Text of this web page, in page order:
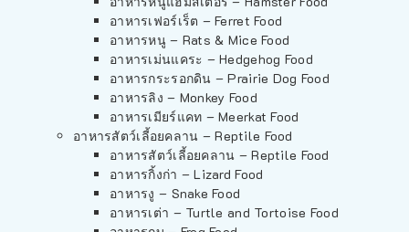
อาหารเฟอร์เร็ต – Ferret Food
อาหารหนู – Rats & Mice Food
อาหารเม่นแคระ – Hedgehog Food
อาหารกระรอกดิน – Prairie Dog Food
อาหารลิง – Monkey Food
อาหารเมียร์แคท – Meerkat Food
อาหารสัตว์เลี้อยคลาน – Reptile Food
อาหารสัตว์เลี้อยคลาน – Reptile Food
อาหารกิ้งก่า – Lizard Food
อาหารงู – Snake Food
อาหารเต่า – Turtle and Tortoise Food